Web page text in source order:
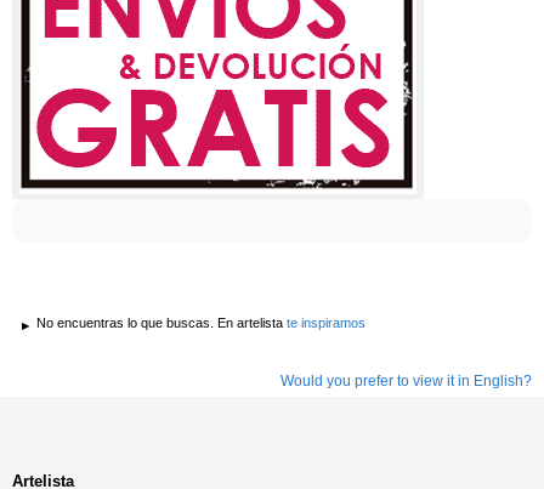
No encuentras lo que buscas. En artelista te inspiramos
Would you prefer to view it in English?
Artelista